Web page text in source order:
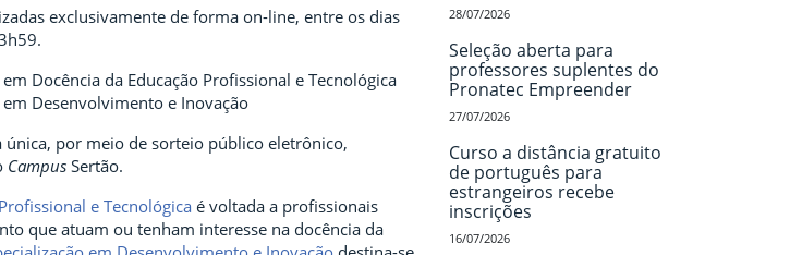
exclusivamente de forma on-line, entre os dias
Docência da Educação Profissional e Tecnológica
em Desenvolvimento e Inovação
única, por meio de sorteio público eletrônico,
Campus Sertão.
e Tecnológica é voltada a profissionais
que atuam ou tenham interesse na docência da
28/07/2026
Seleção aberta para
professores suplentes do
Pronatec Empreender
27/07/2026
Curso a distância gratuito
de português para
estrangeiros recebe
inscrições
16/07/2026